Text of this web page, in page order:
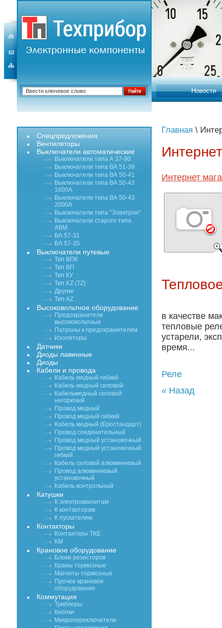
Новости
Главная \
Интернет
в качестве
тепловые
устарели,
время...
Реле
« Назад
Спецпредложения
Вентиляторы
Выключатели автоматические
Выключатели типа А 37-90
Выключатели типа ВА 51-39
Выключатели типа ВА 50-41
Выключатели типа ВА 50-43
1600А
Выключатели типа ВА 50-43
2000А
Выключатели типа "Электрон"
Выключатели старого типа
АВМ
ВА 57-31
ВА 57-35
Выключатели путевые
Тип ВПК
Тип ВП
Тип КУ
Тип KZ (TZ)
Другие
Тип AZ
Высоковольтное оборудование
Предохранители
высоковольтные
Патроны к предохранителям
Изоляторы
Датчики
Диоды лавинные
Диоды
Кабели и провода
Кабель медный гибкий
Кабель медный силовой
Кабельмедный силовой
негорючий
Провод медный
Провод медный гибкий
Кабель медный (Еростандарт)
Провод соединительный
Провод медный установочный
Провод медный установочный
гибкий
Кабель силовой алюминиевый
Провод алюминиевый
установочный
Кабель контрольный
Катушки
К электромагнитам
К контакторам
К пускателям
Контакторы
Контакторы ТКЕ
КМ
Крановое оборудование
Блоки резисторов
Краны тормозные
Магниты тормозные
Прочее крановое
оборудование
Коммутация
Тумблеры
Кнопки
Микропереключатели